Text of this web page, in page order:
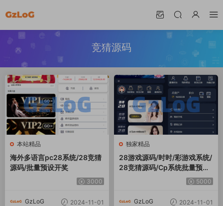
竞猜源码
本站精品
海外多语言pc28系统/28竞猜
源码/批量预设开奖
3000
GzLoG 2024-11-01
独家精品
28游戏源码/时时/彩游戏系统/
28竞猜源码/Cp系统批量预设
5000
GzLoG 2024-11-01